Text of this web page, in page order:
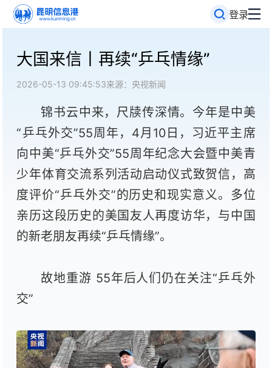
登录
大国来信丨再续“乒乓情缘”
2026-05-13 09:45:53来源：央视新闻
锦书云中来，尺牍传深情。今年是中美
“乒乓外交”55周年，4月10日，习近平主席
向中美“乒乓外交”55周年纪念大会暨中美青
少年体育交流系列活动启动仪式致贺信，高
度评价“乒乓外交”的历史和现实意义。多位
亲历这段历史的美国友人再度访华，与中国
的新老朋友再续“乒乓情缘”。
故地重游 55年后人们仍在关注“乒乓外
交”